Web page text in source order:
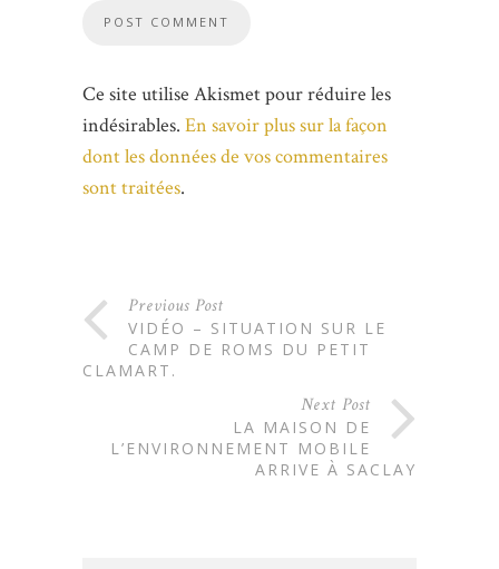
Ce site utilise Akismet pour réduire les
indésirables. En savoir plus sur la façon
dont les données de vos commentaires
sont traitées.
Previous Post
VIDÉO – SITUATION SUR LE
CAMP DE ROMS DU PETIT
CLAMART.
Next Post
LA MAISON DE
L’ENVIRONNEMENT MOBILE
ARRIVE À SACLAY